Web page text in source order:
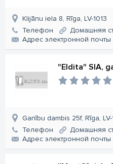
Klijānu iela 8, Rīga, LV-1013
Телефон
Домашняя
Aдрес электронной почты
"Eldita" SIA,
Ganību dambis 25f, Rīga,
Телефон
Домашняя
Aдрес электронной почты